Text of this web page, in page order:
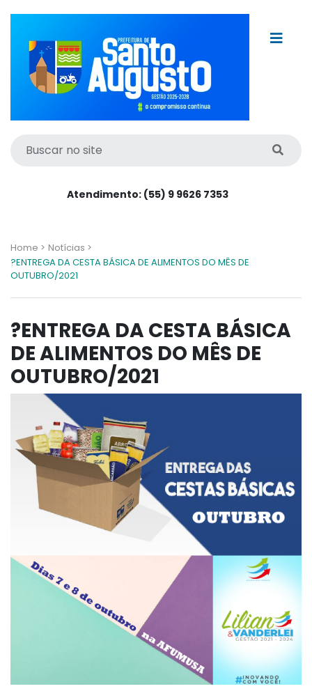
Atendimento: (55) 9 9626 7353
Home > Notícias >
?ENTREGA DA CESTA BÁSICA DE ALIMENTOS DO MÊS DE
OUTUBRO/2021
?ENTREGA DA CESTA BÁSICA
DE ALIMENTOS DO MÊS DE
OUTUBRO/2021